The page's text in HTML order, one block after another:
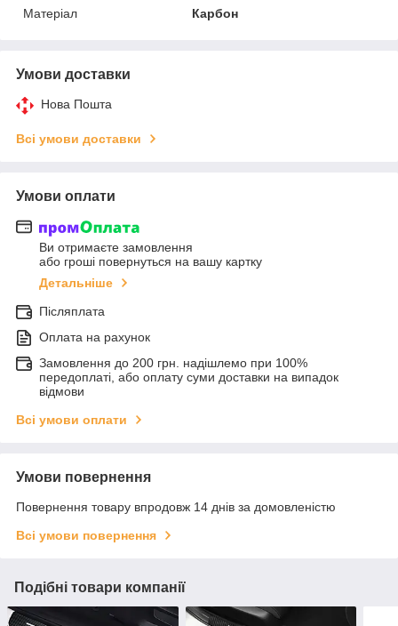
Матеріал
Карбон
Умови доставки
Нова Пошта
Всі умови доставки
Умови оплати
Ви отримаєте замовлення
або гроші повернуться на вашу картку
Детальніше
Післяплата
Оплата на рахунок
Замовлення до 200 грн. надішлемо при 100%
передоплаті, або оплату суми доставки на випадок
відмови
Всі умови оплати
Умови повернення
Повернення товару впродовж 14 днів за домовленістю
Всі умови повернення
Подібні товари компанії